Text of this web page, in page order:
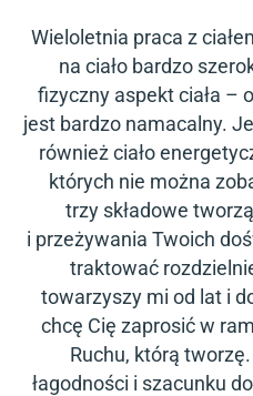
Wieloletnia praca z
na ciało bardzo
fizyczny aspekt ciała –
jest bardzo namacalny.
również ciało
których nie można
trzy składowe
i przeżywania Twoich
traktować
towarzyszy mi od lat i
chcę Cię zaprosić w
Ruchu, którą
łagodności i szacunku